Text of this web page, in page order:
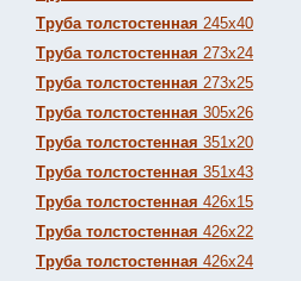
Труба толстостенная 245х40
Труба толстостенная 273х24
Труба толстостенная 273х25
Труба толстостенная 305х26
Труба толстостенная 351х20
Труба толстостенная 351х43
Труба толстостенная 426х15
Труба толстостенная 426х22
Труба толстостенная 426х24